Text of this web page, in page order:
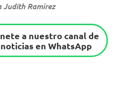
Judith Ramírez
a nuestro canal de
noticias en WhatsApp